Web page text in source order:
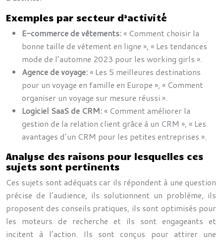
Exemples par secteur d’activité
E-commerce de vêtements: « Comment choisir la
bonne taille de vêtement en ligne », « Les tendances
mode de l’automne 2023 pour les working girls ».
Agence de voyage: « Les 5 meilleures destinations
pour un voyage en famille en Europe », « Comment
organiser un voyage sur mesure réussi ».
Logiciel SaaS de CRM: « Comment améliorer la
gestion de la relation client grâce à un CRM », « Les
avantages d’un CRM pour les petites entreprises ».
Analyse des raisons pour lesquelles ces
sujets sont pertinents
Ces sujets sont adéquats car ils répondent à une question
précise de l’audience, ils solutionnent un problème, ils
proposent des conseils pratiques, ils sont optimisés pour
les moteurs de recherche et ils sont engageants et
incitent à l’action. Ils sont conçus pour attirer une